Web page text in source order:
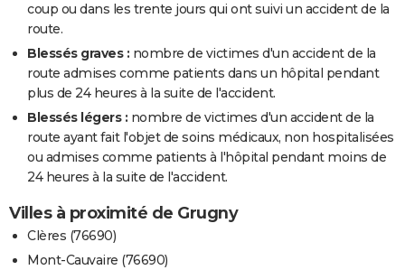
coup ou dans les trente jours qui ont suivi un accident de la
route.
Blessés graves : nombre de victimes d'un accident de la
route admises comme patients dans un hôpital pendant
plus de 24 heures à la suite de l'accident.
Blessés légers : nombre de victimes d'un accident de la
route ayant fait l'objet de soins médicaux, non hospitalisées
ou admises comme patients à l'hôpital pendant moins de
24 heures à la suite de l'accident.
Villes à proximité de Grugny
Clères (76690)
Mont-Cauvaire (76690)